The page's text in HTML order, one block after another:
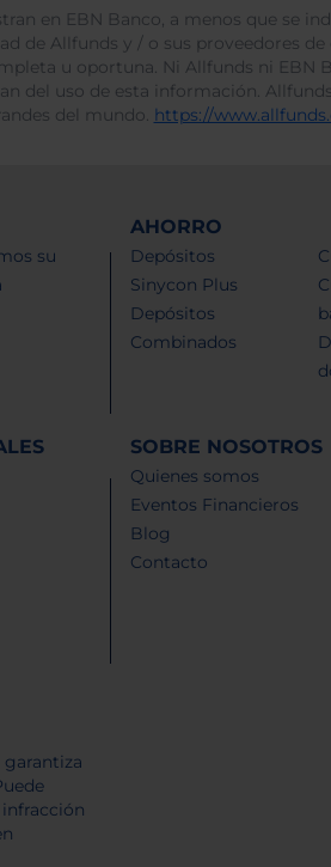
en EBN Banco, a menos que se
de Allfunds y / o sus proveedores
u oportuna. Ni Allfunds ni EBN
del uso de esta información.
del mundo. https://
su
AHORRO
Depósitos
Sinycon Plus
Depósitos
Combinados
SOBRE NOSOTROS
Quienes somos
Eventos Financieros
Blog
Contacto